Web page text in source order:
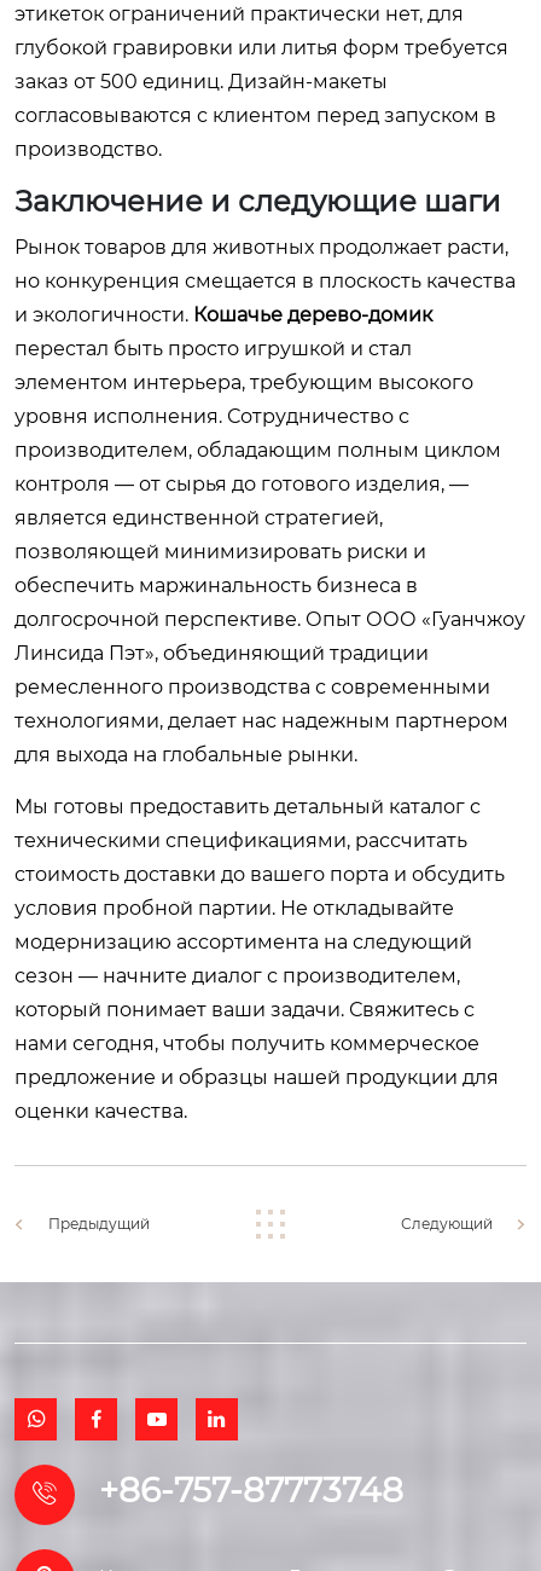
этикеток ограничений практически нет, для
глубокой гравировки или литья форм требуется
заказ от 500 единиц. Дизайн-макеты
согласовываются с клиентом перед запуском в
производство.
Заключение и следующие шаги
Рынок товаров для животных продолжает расти,
но конкуренция смещается в плоскость качества
и экологичности. Кошачье дерево-домик
перестал быть просто игрушкой и стал
элементом интерьера, требующим высокого
уровня исполнения. Сотрудничество с
производителем, обладающим полным циклом
контроля — от сырья до готового изделия, —
является единственной стратегией,
позволяющей минимизировать риски и
обеспечить маржинальность бизнеса в
долгосрочной перспективе. Опыт ООО «Гуанчжоу
Линсида Пэт», объединяющий традиции
ремесленного производства с современными
технологиями, делает нас надежным партнером
для выхода на глобальные рынки.
Мы готовы предоставить детальный каталог с
техническими спецификациями, рассчитать
стоимость доставки до вашего порта и обсудить
условия пробной партии. Не откладывайте
модернизацию ассортимента на следующий
сезон — начните диалог с производителем,
который понимает ваши задачи. Свяжитесь с
нами сегодня, чтобы получить коммерческое
предложение и образцы нашей продукции для
оценки качества.
Предыдущий Следующий
   
 +86-757-87773748